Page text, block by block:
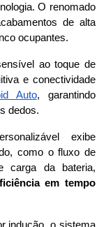
O renomado
de alta
ocupantes.
ao toque de
e conectividade
Auto, garantindo
dedos.
exibe
como o fluxo de
carga da bateria,
em tempo
indução, o sistema